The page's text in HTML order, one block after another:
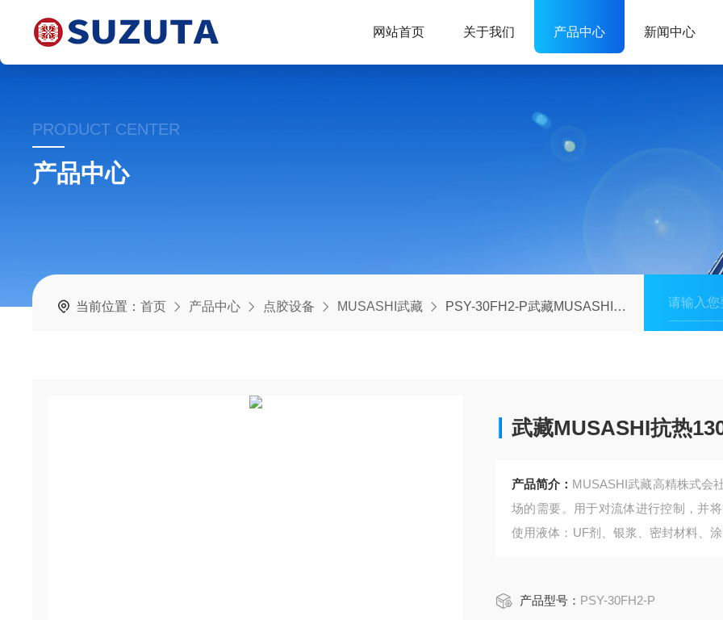
网站首页 关于我们 产品中心 新闻中心
PRODUCT CENTER
产品中心
当前位置：首页 产品中心 点胶设备 MUSASHI武藏 PSY-30FH2-P武藏MUSASHI抗热130°C针筒30ml热熔胶胶管
武藏MUSASHI抗热
产品简介： MUSASHI武藏高精株式会
场的需要。用于对流体进行控制，并
使用液体：UF剂、银浆、密封材料、
产品型号： PSY-30FH2-P